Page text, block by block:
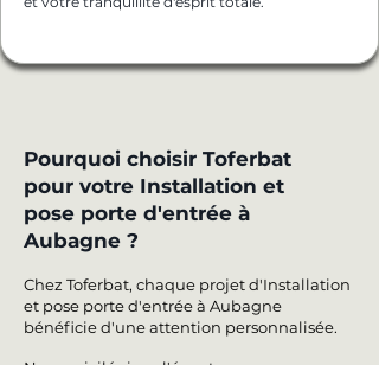
Pourquoi choisir Toferbat
pour votre Installation et
pose porte d'entrée à
Aubagne ?
Chez Toferbat, chaque projet d'Installation
et pose porte d'entrée à Aubagne
bénéficie d'une attention personnalisée.